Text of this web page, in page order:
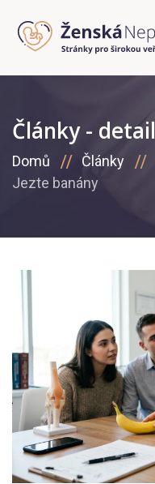
Články - detail
Domů Články
Jezte banány